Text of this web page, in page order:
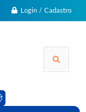
Login / Cadastro